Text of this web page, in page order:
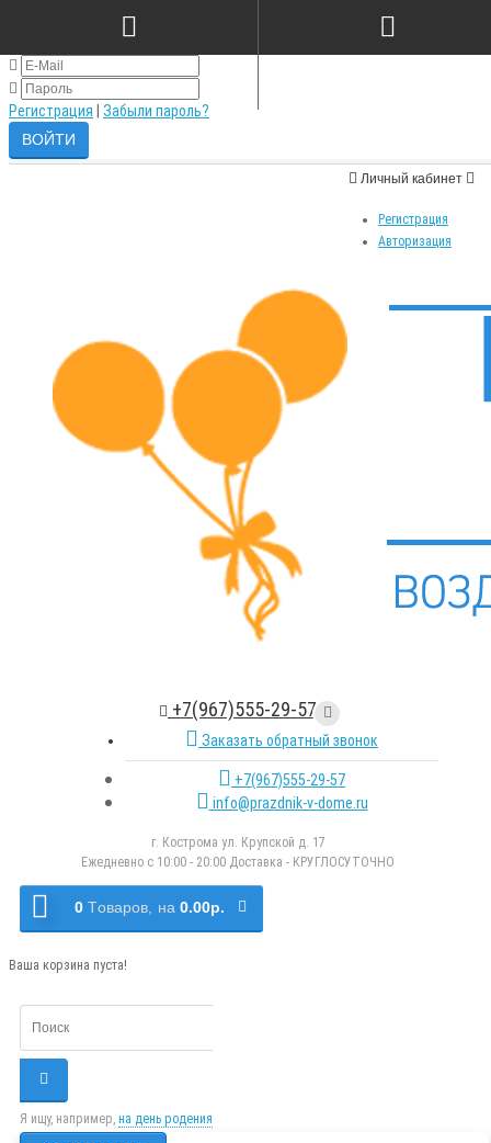
Регистрация Забыли пароль?
Личный кабинет
Регистрация
Авторизация
+7(967)555-29-57
Заказать обратный звонок
+7(967)555-29-57
info@prazdnik-v-dome.ru
г. Кострома ул. Крупской д. 17
Ежедневно с 10:00 - 20:00 Доставка - КРУГЛОСУТОЧНО
0 Tоваров, на 0.00р.
Ваша корзина пуста!
Я ищу, например, на день родения